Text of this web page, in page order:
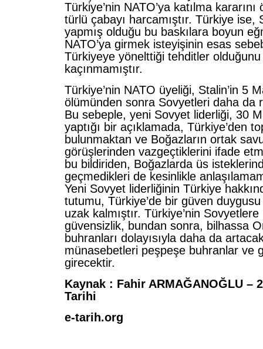
Türkiye’nin NATO’ya katılma
türlü çabayı harcamıştır. Türkiye ise,
yapmış olduğu bu baskılara boyun
NATO’ya girmek isteyişinin esas
Türkiyeye yönelttiği tehditler
kaçınmamıştır.
Türkiye’nin NATO üyeliği, Stalin’in 5
ölümünden sonra Sovyetleri daha da
Bu sebeple, yeni Sovyet liderliği, 30
yaptığı bir açıklamada, Türkiye’den
bulunmaktan ve Boğazların ortak
görüşlerinden vazgeçtiklerini ifade
bu bildiriden, Boğazlarda üs
geçmedikleri de kesinlikle
Yeni Sovyet liderliğinin Türkiye
tutumu, Türkiye’de bir güven
uzak kalmıştır. Türkiye’nin
güvensizlik, bundan sonra, bilhassa
buhranları dolayısıyla daha da
münasebetleri peşpeşe buhranlar ve
girecektir.
Kaynak : Fahir ARMAĞANOĞLU –
Tarihi
e-tarih.org